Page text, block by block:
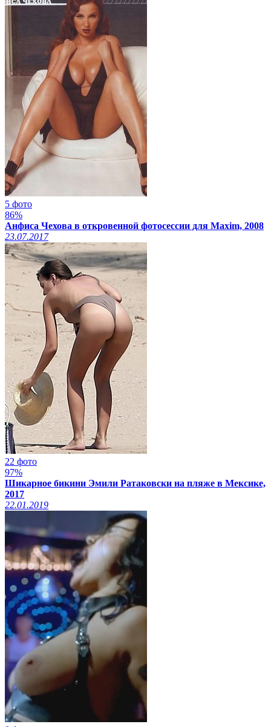
5 фото
86%
Анфиса Чехова в откровенной фотосессии для Maxim, 2008
23.07.2017
22 фото
97%
Шикарное бикини Эмили Ратаковски на пляже в Мексике,
2017
22.01.2019